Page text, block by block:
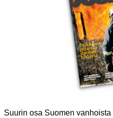
Suurin osa Suomen